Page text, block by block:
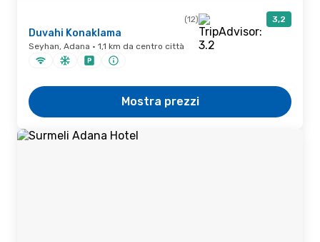
(12) 3,2
Duvahi Konaklama
Seyhan, Adana · 1,1 km da centro città
Mostra prezzi